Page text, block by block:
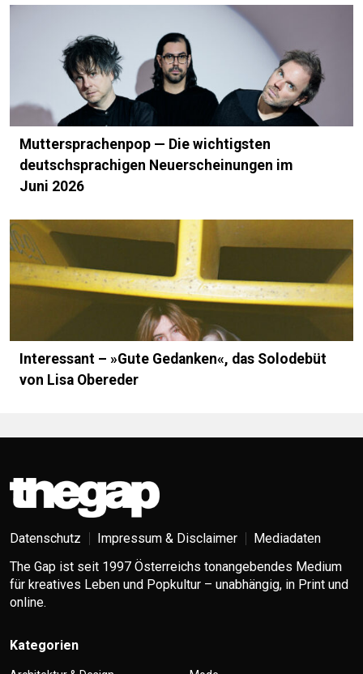
Muttersprachenpop — Die wichtigsten
deutschsprachigen Neuerscheinungen im
Juni 2026
Interessant – »Gute Gedanken«, das Solo­debüt
von Lisa Obereder
Datenschutz Impressum & Disclaimer
Mediadaten
The Gap ist seit 1997 Österreichs tonangebendes Medium
für kreatives Leben und Popkultur – unabhängig, in Print und
online.
Kategorien